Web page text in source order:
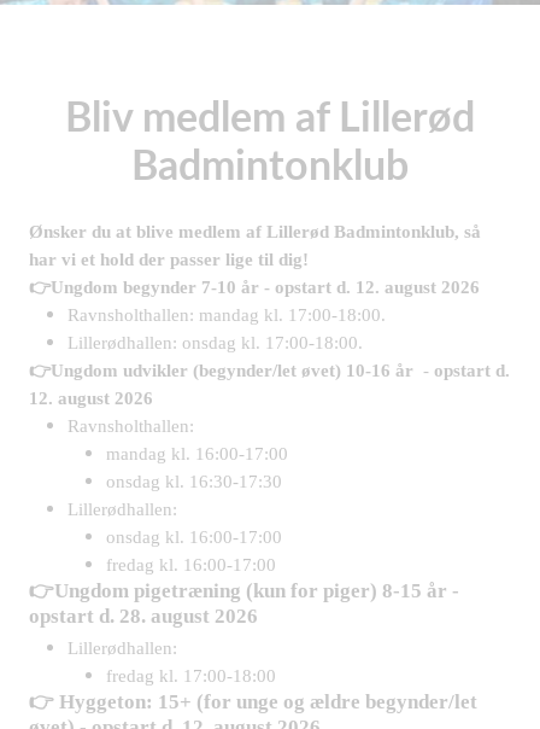
Bliv medlem af Lillerød
Badmintonklub
Ønsker du at blive medlem af Lillerød Badmintonklub, så
har vi et hold der passer lige til dig!
👉Ungdom begynder 7-10 år - opstart d. 12. august 2026
Ravnsholthallen: mandag kl. 17:00-18:00.
Lillerødhallen: onsdag kl. 17:00-18:00.
👉Ungdom udvikler (begynder/let øvet) 10-16 år - opstart d.
12. august 2026
Ravnsholthallen:
mandag kl. 16:00-17:00
onsdag kl. 16:30-17:30
Lillerødhallen:
onsdag kl. 16:00-17:00
fredag kl. 16:00-17:00
👉Ungdom pigetræning (kun for piger) 8-15 år -
opstart d. 28. august 2026
Lillerødhallen:
fredag kl. 17:00-18:00
👉 Hyggeton: 15+ (for unge og ældre begynder/let